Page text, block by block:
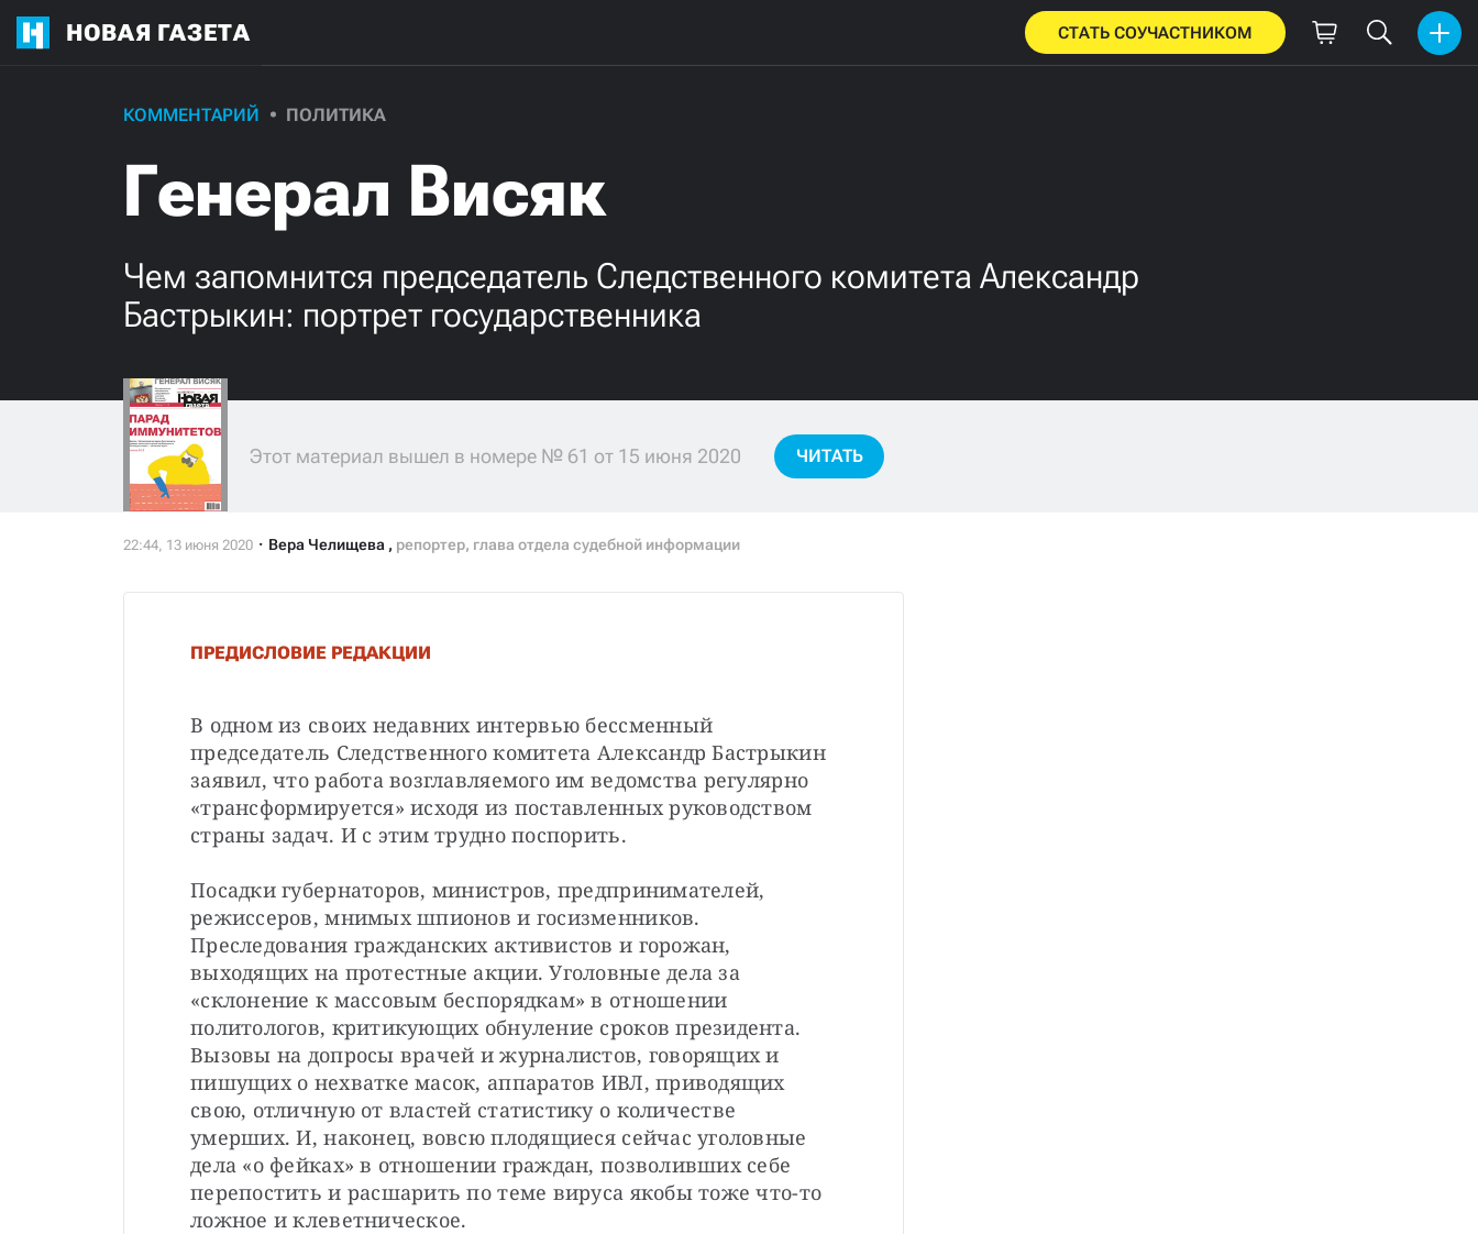
НОВАЯ ГАЗЕТА СТАТЬ СОУЧАСТНИКОМ
КОММЕНТАРИЙ ПОЛИТИКА
Генерал Висяк
Чем запомнится председатель Следственного комитета Александр
Бастрыкин: портрет государственника
Этот материал вышел в номере № 61 от 15 июня 2020 ЧИТАТЬ
Вера Челищева , репортер, глава отдела судебной информации
ПРЕДИСЛОВИЕ РЕДАКЦИИ
В одном из своих недавних интервью бессменный
председатель Следственного комитета Александр Бастрыкин
заявил, что работа возглавляемого им ведомства регулярно
«трансформируется» исходя из поставленных руководством
страны задач. И с этим трудно поспорить.
Посадки губернаторов, министров, предпринимателей,
режиссеров, мнимых шпионов и госизменников.
Преследования гражданских активистов и горожан,
выходящих на протестные акции. Уголовные дела за
«склонение к массовым беспорядкам» в отношении
политологов, критикующих обнуление сроков президента.
Вызовы на допросы врачей и журналистов, говорящих и
пишущих о нехватке масок, аппаратов ИВЛ, приводящих
свою, отличную от властей статистику о количестве
умерших. И, наконец, вовсю плодящиеся сейчас уголовные
дела «о фейках» в отношении граждан, позволивших себе
перепостить и расшарить по теме вируса якобы тоже что-то
ложное и клеветническое.